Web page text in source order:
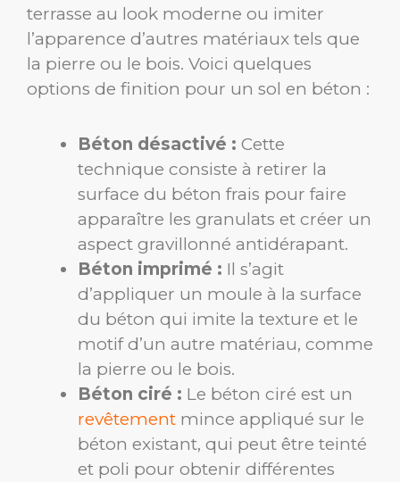
terrasse au look moderne ou imiter
l’apparence d’autres matériaux tels que
la pierre ou le bois. Voici quelques
options de finition pour un sol en béton :
Béton désactivé : Cette
technique consiste à retirer la
surface du béton frais pour faire
apparaître les granulats et créer un
aspect gravillonné antidérapant.
Béton imprimé : Il s’agit
d’appliquer un moule à la surface
du béton qui imite la texture et le
motif d’un autre matériau, comme
la pierre ou le bois.
Béton ciré : Le béton ciré est un
revêtement mince appliqué sur le
béton existant, qui peut être teinté
et poli pour obtenir différentes